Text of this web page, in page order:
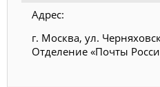
Адрес:
г. Москва, ул.
Отделение «Почты